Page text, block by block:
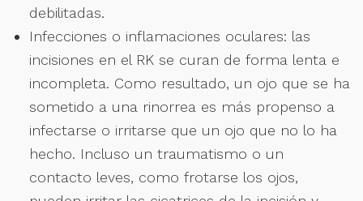
debilitadas.
Infecciones o inflamaciones oculares: las
incisiones en el RK se curan de forma lenta e
incompleta. Como resultado, un ojo que se ha
sometido a una rinorrea es más propenso a
infectarse o irritarse que un ojo que no lo ha
hecho. Incluso un traumatismo o un
contacto leves, como frotarse los ojos,